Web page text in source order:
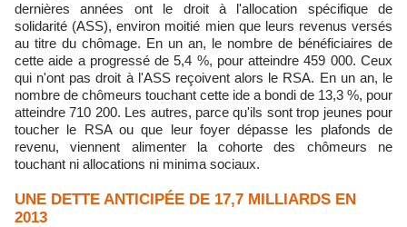
dernières années ont le droit à l'allocation spécifique de
solidarité (ASS), environ moitié mien que leurs revenus versés
au titre du chômage. En un an, le nombre de bénéficiaires de
cette aide a progressé de 5,4 %, pour atteindre 459 000. Ceux
qui n'ont pas droit à l'ASS reçoivent alors le RSA. En un an, le
nombre de chômeurs touchant cette ide a bondi de 13,3 %, pour
atteindre 710 200. Les autres, parce qu'ils sont trop jeunes pour
toucher le RSA ou que leur foyer dépasse les plafonds de
revenu, viennent alimenter la cohorte des chômeurs ne
touchant ni allocations ni minima sociaux.
UNE DETTE ANTICIPÉE DE 17,7 MILLIARDS EN
2013